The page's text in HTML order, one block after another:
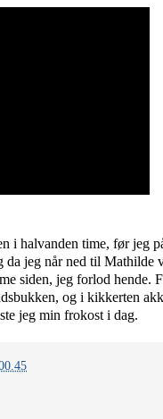
i halvanden time, før jeg
da jeg når ned til Mathilde
siden, jeg forlod hende.
og i kikkerten
jeg min frokost i dag.